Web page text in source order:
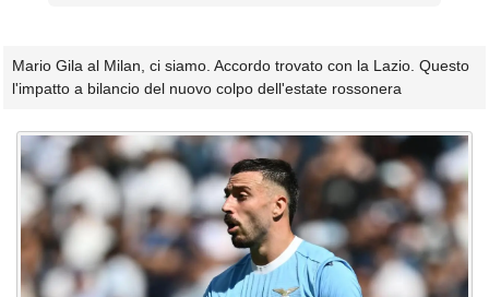
Mario Gila al Milan, ci siamo. Accordo trovato con la Lazio. Questo
l'impatto a bilancio del nuovo colpo dell'estate rossonera